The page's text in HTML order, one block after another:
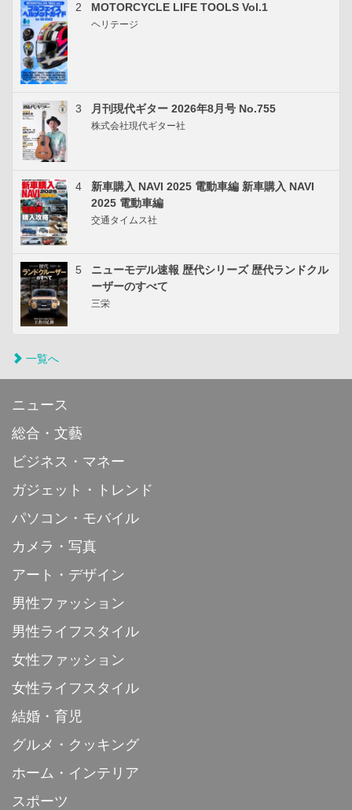
2 MOTORCYCLE LIFE TOOLS Vol.1
ヘリテージ
3 月刊現代ギター 2026年8月号 No.755
株式会社現代ギター社
4
新車購入 NAVI 2025 電動車編 新車購入 NAVI
2025 電動車編
交通タイムス社
5
ニューモデル速報 歴代シリーズ 歴代ランドクル
ーザーのすべて
三栄
一覧へ
ニュース
総合・文藝
ビジネス・マネー
ガジェット・トレンド
パソコン・モバイル
カメラ・写真
アート・デザイン
男性ファッション
男性ライフスタイル
女性ファッション
女性ライフスタイル
結婚・育児
グルメ・クッキング
ホーム・インテリア
スポーツ